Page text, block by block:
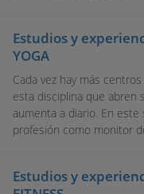
Estudios y
YOGA
Cada vez hay más
esta disciplina que abren
aumenta a diario. En
profesión como monitor
Estudios y